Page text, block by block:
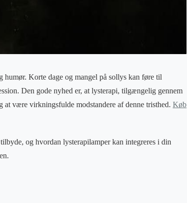
humør. Korte dage og mangel på sollys kan føre til
Den gode nyhed er, at lysterapi, tilgængelig gennem
være virkningsfulde modstandere af denne tristhed. Køb
og hvordan lysterapilamper kan integreres i din